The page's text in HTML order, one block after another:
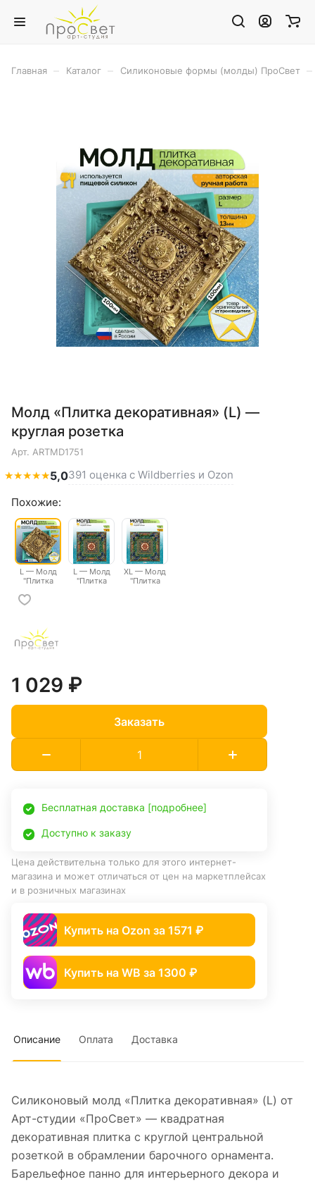
Главная Каталог Силиконовые формы (молды) ПроСвет
Молд «Плитка декоративная» (L) —
круглая розетка
Арт. ARTMD1751
★★★★★5,0391 оценка с Wildberries и Ozon
Похожие:
L — Молд
"Плитка
L — Молд
"Плитка
XL — Молд
"Плитка
1 029 ₽
Заказать
Бесплатная доставка [подробнее]
Доступно к заказу
Цена действительна только для этого интернет-
магазина и может отличаться от цен на маркетплейсах
и в розничных магазинах
Купить на Ozon за 1571 ₽
Купить на WB за 1300 ₽
Описание Оплата Доставка
Силиконовый молд «Плитка декоративная» (L) от
Арт-студии «ПроСвет» — квадратная
декоративная плитка с круглой центральной
розеткой в обрамлении барочного орнамента.
Барельефное панно для интерьерного декора и